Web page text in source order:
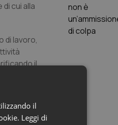
cui alla
di lavoro,
il
il
Leggi di